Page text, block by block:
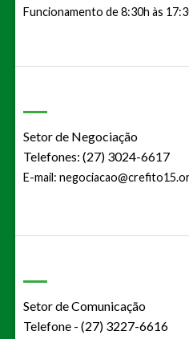
Funcionamento de 8:30h às
Setor de Negociação
Telefones: (27) 3024-6617
E-mail:
Setor de Comunicação
Telefone - (27) 3227-6616